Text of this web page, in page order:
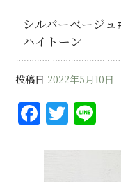
シルバーベージ
ハイトーン
投稿日 2022年5月10日
F
a
c
T
w
it e